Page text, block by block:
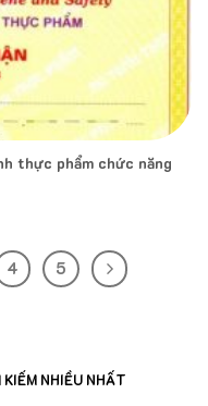
thực phẩm chức năng
4 5
KIẾM NHIỀU NHẤT